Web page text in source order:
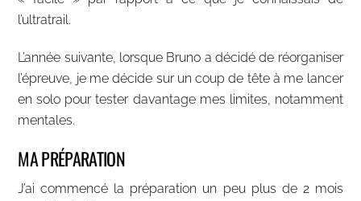
l’ultratrail.
L’année suivante, lorsque Bruno a décidé de réorganiser
l’épreuve, je me décide sur un coup de tête à me lancer
en solo pour tester davantage mes limites, notamment
mentales.
MA PRÉPARATION
J’ai commencé la préparation un peu plus de 2 mois